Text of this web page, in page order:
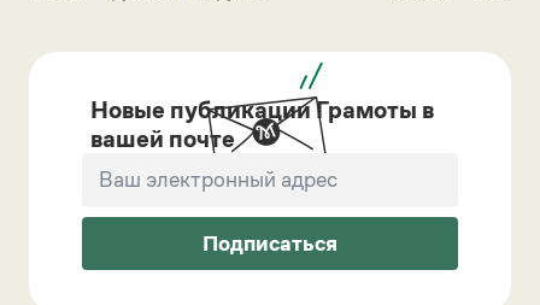
Новые публикации Грамоты в
вашей почте
Подписаться